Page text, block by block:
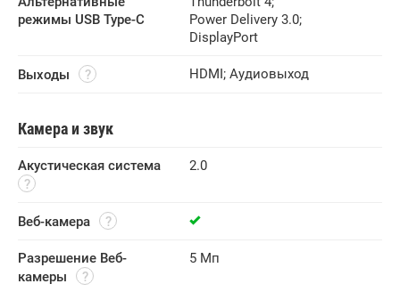
режимы USB Type-C
Power Delivery 3.0;
DisplayPort
Выходы HDMI; Аудиовыход
Камера и звук
Акустическая система 2.0
Веб-камера
Разрешение Веб-
камеры
5 Мп